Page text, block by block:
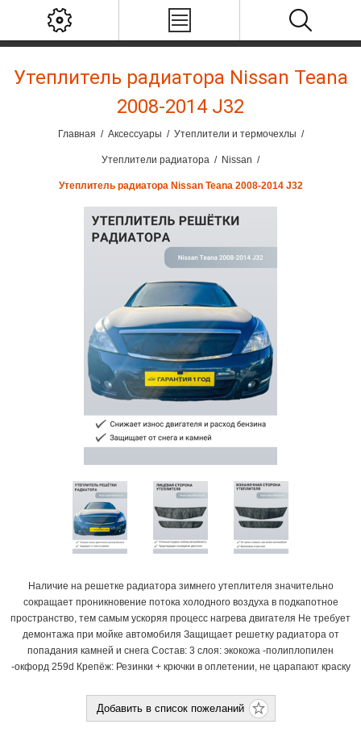
Утеплитель радиатора Nissan Teana
2008-2014 J32
Главная / Аксессуары / Утеплители и термочехлы /
Утеплители радиатора / Nissan /
Утеплитель радиатора Nissan Teana 2008-2014 J32
Наличие на решетке радиатора зимнего утеплителя значительно
сокращает проникновение потока холодного воздуха в подкапотное
пространство, тем самым ускоряя процесс нагрева двигателя Не требует
демонтажа при мойке автомобиля Защищает решетку радиатора от
попадания камней и снега Состав: 3 слоя: экокожа -полиплопилен
-окфорд 259d Крепёж: Резинки + крючки в оплетении, не царапают краску